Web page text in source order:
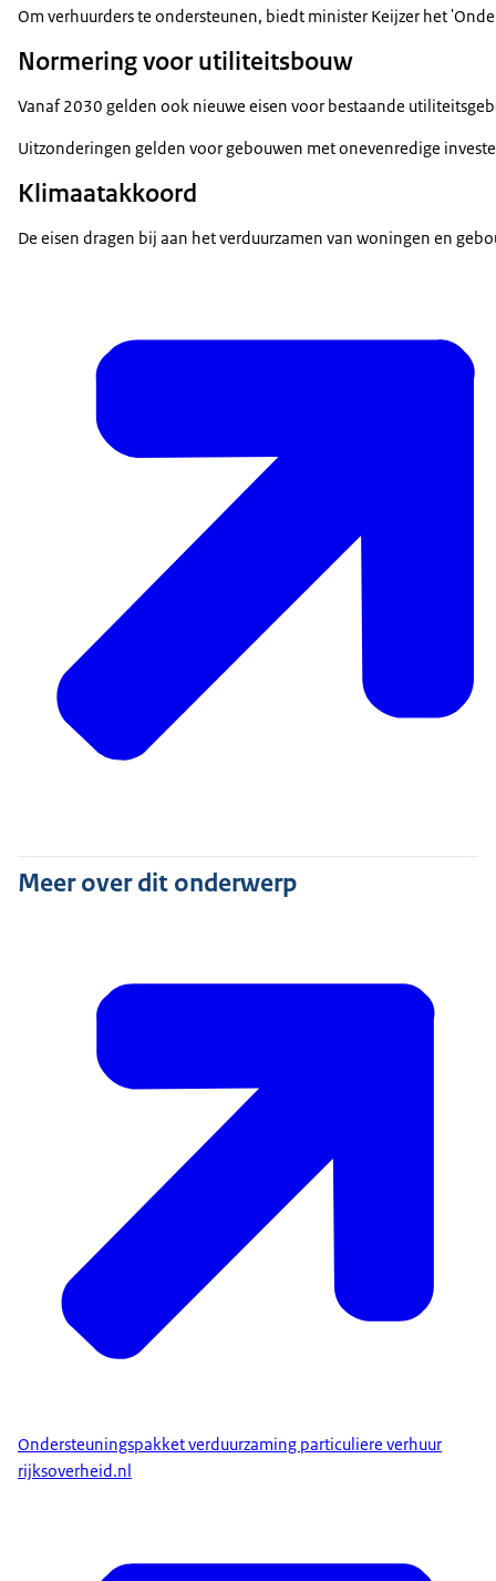
Om verhuurders te ondersteunen, biedt minister Keijzer het
Normering voor utiliteitsbouw
Vanaf 2030 gelden ook nieuwe eisen voor bestaande
Uitzonderingen gelden voor gebouwen met onevenredige
Klimaatakkoord
De eisen dragen bij aan het verduurzamen van woningen en
Meer over dit onderwerp
Ondersteuningspakket verduurzaming particuliere verhuur
rijksoverheid.nl